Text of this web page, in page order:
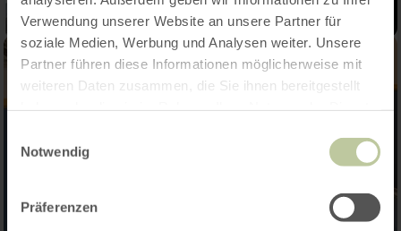
Verwendung unserer Website an unsere Partner für
soziale Medien, Werbung und Analysen weiter. Unsere
Partner führen diese Informationen möglicherweise mit
weiteren Daten zusammen, die Sie ihnen bereitgestellt
Notwendig
Präferenzen